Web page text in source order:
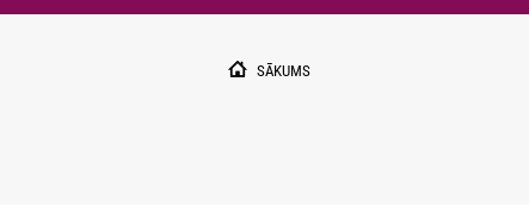
Pārlekt
SĀKUMS